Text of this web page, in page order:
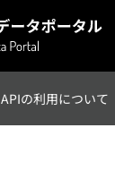
APIの利用について